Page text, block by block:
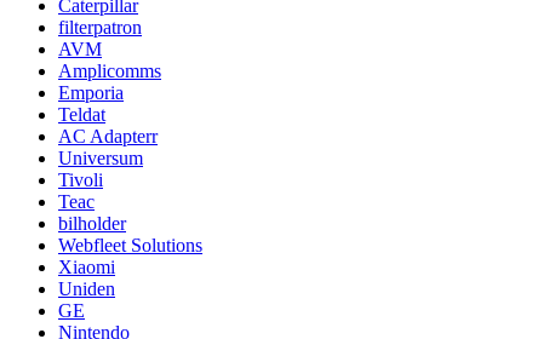
Caterpillar
filterpatron
AVM
Amplicomms
Emporia
Teldat
AC Adapterr
Universum
Tivoli
Teac
bilholder
Webfleet Solutions
Xiaomi
Uniden
GE
Nintendo